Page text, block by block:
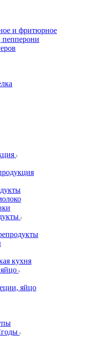
и фритюрное
пепперони
кухня
яйцо